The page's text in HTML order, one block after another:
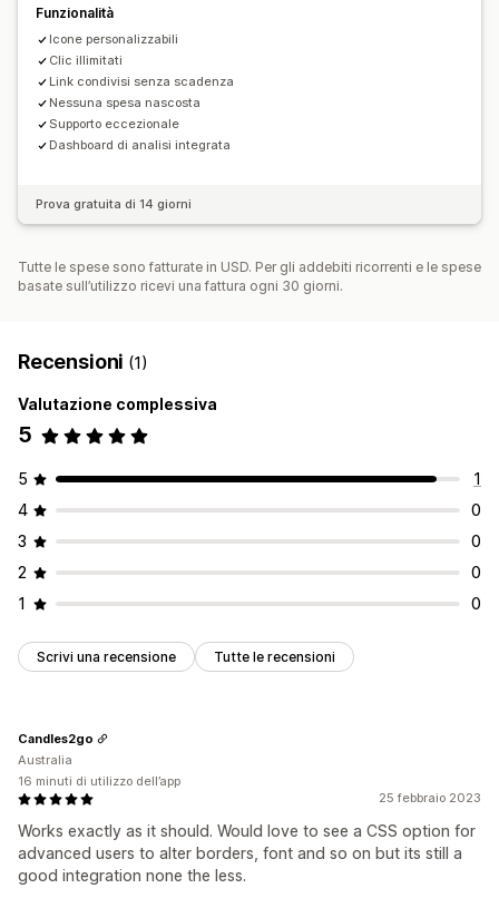
Funzionalità
Icone personalizzabili
Clic illimitati
Link condivisi senza scadenza
Nessuna spesa nascosta
Supporto eccezionale
Dashboard di analisi integrata
Prova gratuita di 14 giorni
Tutte le spese sono fatturate in USD. Per gli addebiti ricorrenti e le spese
basate sull’utilizzo ricevi una fattura ogni 30 giorni.
Recensioni (1)
Valutazione complessiva
5
5
1
4
0
3
0
2
0
1
0
Scrivi una recensione Tutte le recensioni
25 febbraio 2023
Works exactly as it should. Would love to see a CSS option for
advanced users to alter borders, font and so on but its still a
good integration none the less.
Candles2go
Australia
16 minuti di utilizzo dell’app